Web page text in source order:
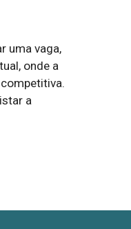
uma vaga,
onde a
a